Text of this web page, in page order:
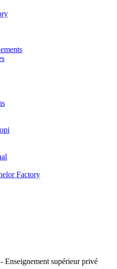
Factory
- Enseignement supérieur privé